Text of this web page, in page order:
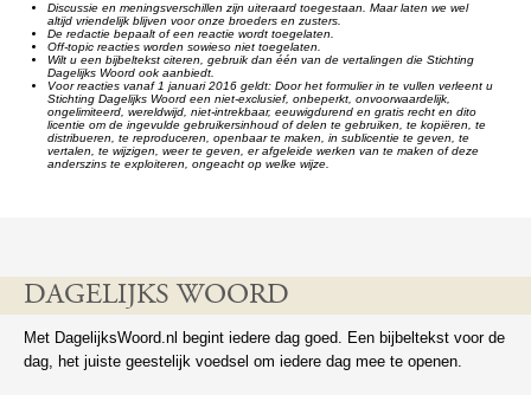
Discussie en meningsverschillen zijn uiteraard toegestaan. Maar laten we wel
altijd vriendelijk blijven voor onze broeders en zusters.
De redactie bepaalt of een reactie wordt toegelaten.
Off-topic reacties worden sowieso niet toegelaten.
Wilt u een bijbeltekst citeren, gebruik dan één van de vertalingen die Stichting
Dagelijks Woord ook aanbiedt.
Voor reacties vanaf 1 januari 2016 geldt: Door het formulier in te vullen verleent u
Stichting Dagelijks Woord een niet-exclusief, onbeperkt, onvoorwaardelijk,
ongelimiteerd, wereldwijd, niet-intrekbaar, eeuwigdurend en gratis recht en dito
licentie om de ingevulde gebruikersinhoud of delen te gebruiken, te kopiëren, te
distribueren, te reproduceren, openbaar te maken, in sublicentie te geven, te
vertalen, te wijzigen, weer te geven, er afgeleide werken van te maken of deze
anderszins te exploiteren, ongeacht op welke wijze.
DAGELIJKS WOORD
Met DagelijksWoord.nl begint iedere dag goed. Een bijbeltekst voor de
dag, het juiste geestelijk voedsel om iedere dag mee te openen.